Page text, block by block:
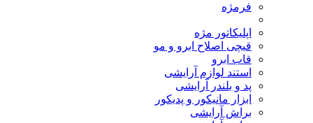
فرمژه
اپلیکاتور مژه
قیچی اصلاح ابرو و مو
قاب ابرو
استند لوازم آرایشی
پد و بلندر آرایشی
ابزار مانیکور و پدیکور
براش آرایشی